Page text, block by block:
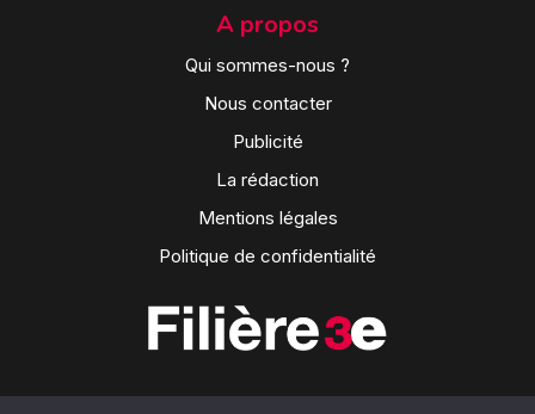
A propos
Qui sommes-nous ?
Nous contacter
Publicité
La rédaction
Mentions légales
Politique de confidentialité